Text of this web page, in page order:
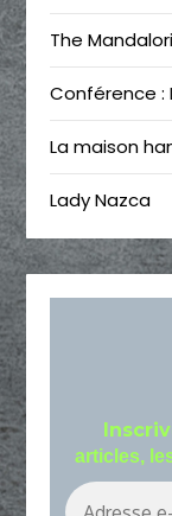
The
Conférence :
La maison
Lady Nazca
articles,